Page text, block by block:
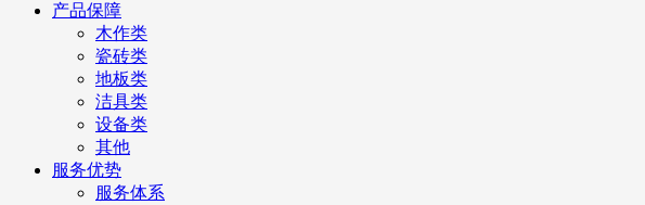
产品保障
木作类
瓷砖类
地板类
洁具类
设备类
其他
服务优势
服务体系